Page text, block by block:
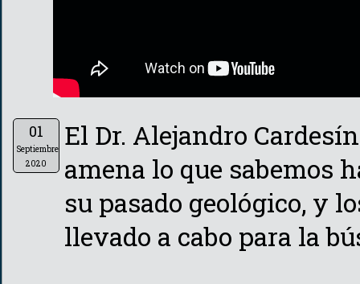
01
Septiembre
2020
El Dr. Alejandro
amena lo que sabemos
su pasado geológico, y
llevado a cabo para la